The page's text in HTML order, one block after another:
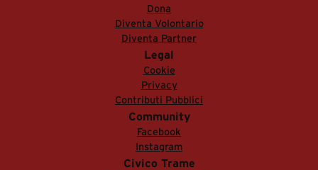
Dona
Diventa Volontario
Diventa Partner
Legal
Cookie
Privacy
Contributi Pubblici
Community
Facebook
Instagram
Civico Trame